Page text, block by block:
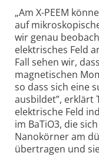
„Am X-PEEM
auf
wir genau
elektrisches Feld
Fall sehen wir,
magnetischen
so dass sich eine
ausbildet”, erklärt
elektrische Feld
im BaTiO3, die
Nanokörner am
übertragen und